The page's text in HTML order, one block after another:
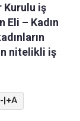
Kurulu iş
Eli – Kadın
nitelikli iş
|+A